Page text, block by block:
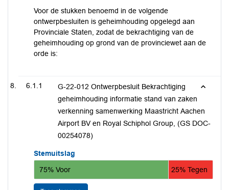
Voor de stukken benoemd in de volgende
ontwerpbesluiten is geheimhouding opgelegd aan
Provinciale Staten, zodat de bekrachtiging van de
geheimhouding op grond van de provinciewet aan de
orde is:
6.1.1
G-22-012 Ontwerpbesluit Bekrachtiging
geheimhouding informatie stand van zaken
verkenning samenwerking Maastricht Aachen
Airport BV en Royal Schiphol Group, (GS DOC-
00254078)
Stemuitslag
75% Voor
25% Tegen